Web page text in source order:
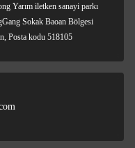
Yarım iletken sanayi parkı
Sokak Baoan Bölgesi
Posta kodu 518105